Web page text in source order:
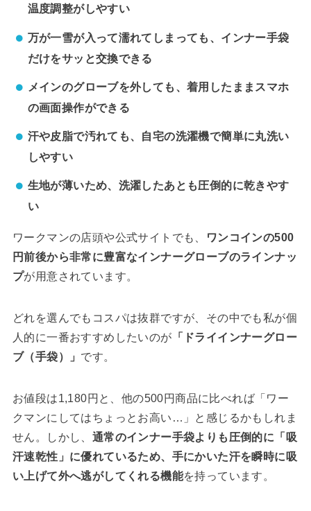
温度調整がしやすい
万が一雪が入って濡れてしまっても、インナー手袋
だけをサッと交換できる
メインのグローブを外しても、着用したままスマホ
の画面操作ができる
汗や皮脂で汚れても、自宅の洗濯機で簡単に丸洗い
しやすい
生地が薄いため、洗濯したあとも圧倒的に乾きやす
い
ワークマンの店頭や公式サイトでも、
ワンコインの500
円前後から非常に豊富なインナーグローブのラインナッ
プが用意されています。
どれを選んでもコスパは抜群ですが、その中でも私が個
人的に一番おすすめしたいのが 「ドライインナーグロー
ブ（手袋）」 です。
お値段は1,180円と、他の500円商品に比べれば「ワー
クマンにしてはちょっとお高い…」と感じるかもしれま
せん。しかし、 通常のインナー手袋よりも圧倒的に「吸
汗速乾性」に優れているため、手にかいた汗を瞬時に吸
い上げて外へ逃がしてくれる機能を持っています。